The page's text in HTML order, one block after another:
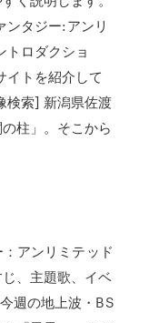
ンタジー:アンリ
トロダクショ
イトを紹介して
索] 新潟県佐渡
柱」。そこから
アンリミテッド
、主題歌、イベ
週の地上波・BS